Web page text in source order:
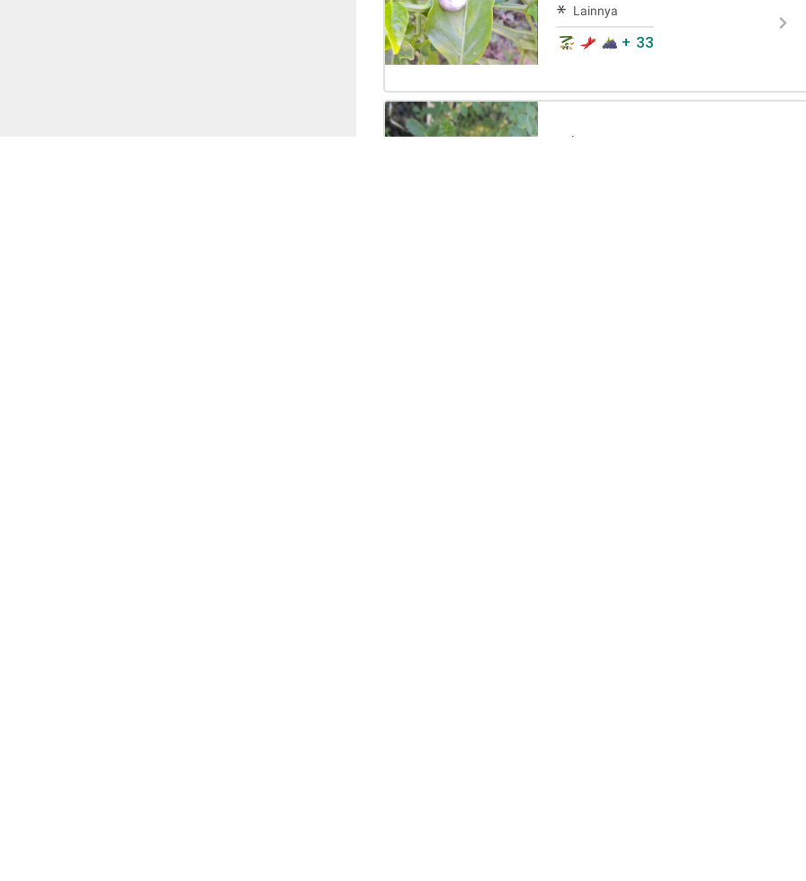
Lainnya
+ 33
Sehat